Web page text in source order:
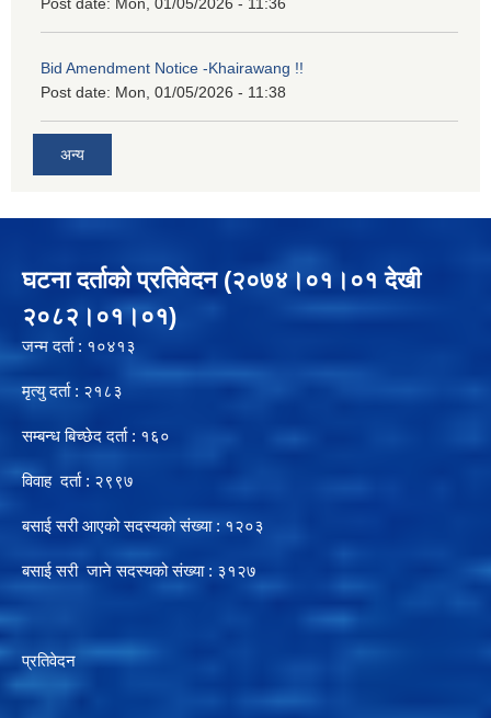
Post date: Mon, 01/05/2026 - 11:36
Bid Amendment Notice -Khairawang !!
Post date: Mon, 01/05/2026 - 11:38
अन्य
घटना दर्ताको प्रतिवेदन (२०७४।०१।०१ देखी
२०८२।०१।०१)
जन्म दर्ता : १०४१३
मृत्यु दर्ता : २१८३
सम्बन्ध बिच्छेद दर्ता : १६०
विवाह दर्ता : २९९७
बसाई सरी आएको सदस्यको संख्या : १२०३
बसाई सरी जाने सदस्यको संख्या : ३१२७
प्रतिवेदन